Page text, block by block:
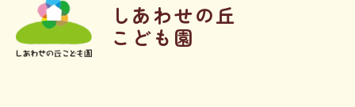
しあわせの丘
こども園